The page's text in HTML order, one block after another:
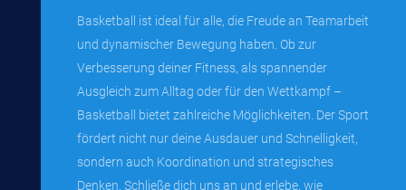
Basketball ist ideal für alle, die Freude an Teamarbeit
und dynamischer Bewegung haben. Ob zur
Verbesserung deiner Fitness, als spannender
Ausgleich zum Alltag oder für den Wettkampf –
Basketball bietet zahlreiche Möglichkeiten. Der Sport
fördert nicht nur deine Ausdauer und Schnelligkeit,
sondern auch Koordination und strategisches
Denken. Schließe dich uns an und erlebe, wie